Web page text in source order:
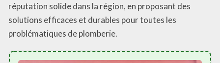
réputation solide dans la région, en proposant des
solutions efficaces et durables pour toutes les
problématiques de plomberie.